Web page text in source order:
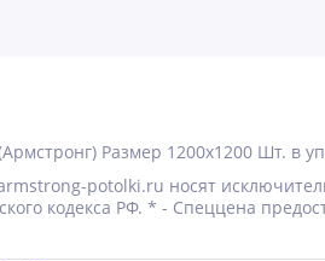
Размер 1200x1200 Шт. в
potolki.ru носят
кодекса РФ. * - Спеццена